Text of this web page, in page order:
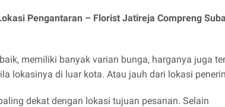
Pengantaran – Florist Jatireja Compreng
memiliki banyak varian bunga, harganya juga
lokasinya di luar kota. Atau jauh dari lokasi
dekat dengan lokasi tujuan pesanan. Selain